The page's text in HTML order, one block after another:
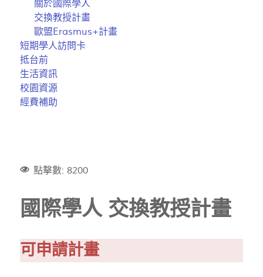
關於國際學人
交換教授計畫
歐盟Erasmus+計畫
短期學人訪問卡
抵台前
生活資訊
校園資源
經費補助
點擊數: 8200
國際學人 交換教授計畫
可申請計畫